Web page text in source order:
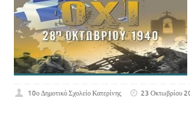
10ο Δημοτικό Σχολείο Κατερίνης 23 Οκτωβρίου